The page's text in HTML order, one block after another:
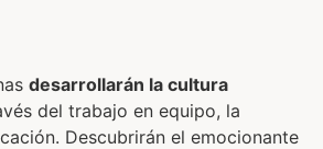
desarrollarán la cultura
del trabajo en equipo, la
Descubrirán el emocionante